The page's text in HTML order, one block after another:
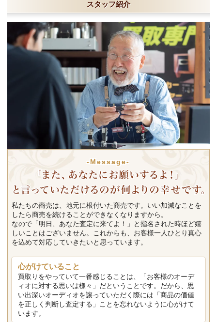
スタッフ紹介
-Message-
私たちの商売は、地元に根付いた商売です。いい加減なことを
したら商売を続けることができなくなりますから。
なので「明日、あなた査定に来てよ！」と指名された時ほど嬉
しいことはございません。これからも、お客様一人ひとり真心
を込めて対応していきたいと思っています。
心がけていること
買取りをやっていて一番感じることは、「お客様のオーデ
ィオに対する思いは様々」だということです。だから、思
い出深いオーディオを譲っていただく際には「商品の価値
を正しく判断し査定する」ことを忘れないように心がけて
います。